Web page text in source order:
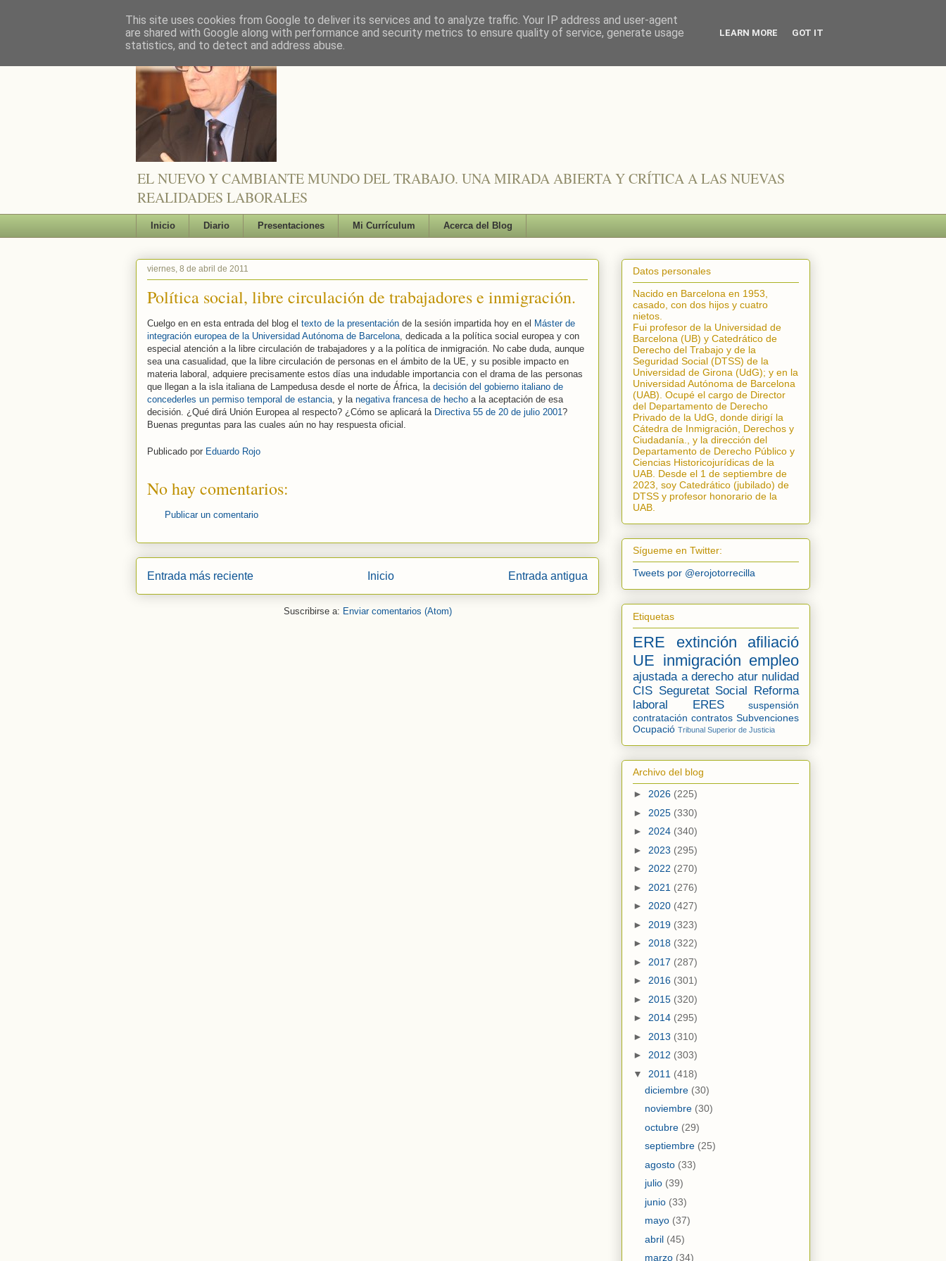
EL NUEVO Y CAMBIANTE MUNDO DEL TRABAJO. UNA MIRADA ABIERTA Y CRÍTICA A LAS NUEVAS
REALIDADES LABORALES
Inicio Diario Presentaciones Mi Currículum Acerca del Blog
viernes, 8 de abril de 2011
Política social, libre circulación de trabajadores e inmigración.
Cuelgo en en esta entrada del blog el texto de la presentación de la sesión impartida hoy en el Máster de
integración europea de la Universidad Autónoma de Barcelona , dedicada a la política social europea y con
especial atención a la libre circulación de trabajadores y a la política de inmigración. No cabe duda, aunque
sea una casualidad, que la libre circulación de personas en el ámbito de la UE, y su posible impacto en
materia laboral, adquiere precisamente estos días una indudable importancia con el drama de las personas
que llegan a la isla italiana de Lampedusa desde el norte de África, la decisión del gobierno italiano de
concederles un permiso temporal de estancia , y la negativa francesa de hecho a la aceptación de esa
decisión. ¿Qué dirá Unión Europea al respecto? ¿Cómo se aplicará la Directiva 55 de 20 de julio 2001?
Buenas preguntas para las cuales aún no hay respuesta oficial.
Publicado por Eduardo Rojo
No hay comentarios:
Publicar un comentario
Entrada más reciente Entrada antigua
Inicio
Suscribirse a: Enviar comentarios (Atom)
Datos personales
Nacido en Barcelona en 1953,
casado, con dos hijos y cuatro
nietos.
Fui profesor de la Universidad de
Barcelona (UB) y Catedrático de
Derecho del Trabajo y de la
Seguridad Social (DTSS) de la
Universidad de Girona (UdG); y en la
Universidad Autónoma de Barcelona
(UAB). Ocupé el cargo de Director
del Departamento de Derecho
Privado de la UdG, donde dirigí la
Cátedra de Inmigración, Derechos y
Ciudadanía.
, y la dirección del
Departamento de Derecho Público y
Ciencias Historicojurídicas de la
UAB. Desde el 1 de septiembre de
2023, soy Catedrático (jubilado) de
DTSS y profesor honorario de la
UAB.
Sígueme en Twitter:
Tweets por @erojotorrecilla
Etiquetas
ERE extinción
afiliació
UE inmigración empleo
ajustada a derecho atur nulidad
CIS Seguretat Social Reforma
laboral
ERES
suspensión
contratación contratos Subvenciones
Ocupació Tribunal Superior de Justicia
Archivo del blog
► 2026 (225)
► 2025 (330)
► 2024 (340)
► 2023 (295)
► 2022 (270)
► 2021 (276)
► 2020 (427)
► 2019 (323)
► 2018 (322)
► 2017 (287)
► 2016 (301)
► 2015 (320)
► 2014 (295)
► 2013 (310)
► 2012 (303)
▼ 2011 (418)
diciembre (30)
noviembre (30)
octubre (29)
septiembre (25)
agosto (33)
julio (39)
junio (33)
mayo (37)
abril (45)
marzo (34)
This site uses cookies from Google to deliver its services and to analyze traffic. Your IP address and user-agent
are shared with Google along with performance and security metrics to ensure quality of service, generate usage
statistics, and to detect and address abuse.
LEARN MORE GOT IT